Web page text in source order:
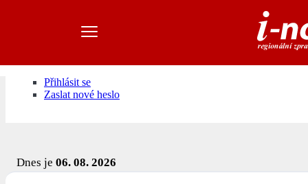
Přihlásit se
Zaslat nové heslo
Dnes je 06. 08. 2026